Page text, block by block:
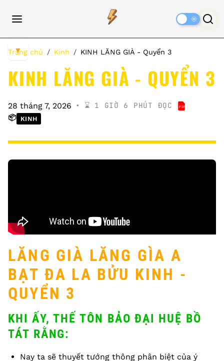
Trang chủ Kinh KINH LĂNG GIÀ - Quyển 3
KINH LĂNG GIÀ - QUYỂN 3
28 tháng 7, 2026 ⌛️ 1 GIỜ 6 PHÚT ĐỌC PDF
KINH
📦 KINH
LĂNG GIÀ LĂNG GÌA A
BẠT ĐA LA BỬU KINH -
QUYỂN 3
KHI ẤY, THẾ TÔN BẢO ĐẠI HUỆ BỒ
TÁT RẰNG:
Nay ta sẽ thuyết tướng thông phân biệt của ý
▼